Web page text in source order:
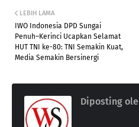
LEBIH LAMA
IWO Indonesia DPD Sungai
Penuh–Kerinci Ucapkan Selamat
HUT TNI ke-80: TNI Semakin Kuat,
Media Semakin Bersinergi
Diposting